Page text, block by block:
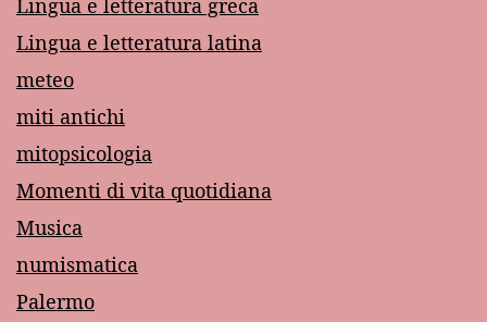
Lingua e letteratura latina
meteo
miti antichi
mitopsicologia
Momenti di vita quotidiana
Musica
numismatica
Palermo